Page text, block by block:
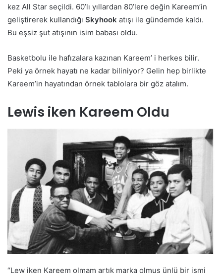
kez All Star seçildi. 60’lı yıllardan 80’lere değin Kareem’in
geliştirerek kullandığı Skyhook atışı ile gündemde kaldı.
Bu eşsiz şut atışının isim babası oldu.
Basketbolu ile hafızalara kazınan Kareem’ i herkes bilir.
Peki ya örnek hayatı ne kadar biliniyor? Gelin hep birlikte
Kareem’in hayatından örnek tablolara bir göz atalım.
Lewis iken Kareem Oldu
“Lew iken Kareem olmam artık marka olmuş ünlü bir ismi